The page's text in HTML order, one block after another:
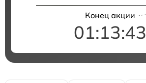
Конец акции
01:13:42